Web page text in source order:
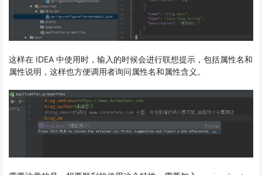
这样在 IDEA 中使用时，输入的时候会进行联想提示，包括属性名和
属性说明，这样也方便调用者询问属性名和属性含义。